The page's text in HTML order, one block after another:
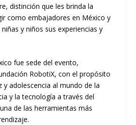
distinción que les brinda la
como embajadores en México y
y niños sus experiencias y
fue sede del evento,
RobotiX, con el propósito
y adolescencia al mundo de la
y la tecnología a través del
de las herramientas más